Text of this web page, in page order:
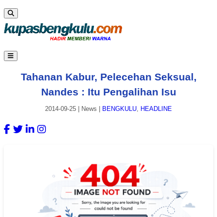
Tahanan Kabur, Pelecehan Seksual,
Nandes : Itu Pengalihan Isu
2014-09-25 News BENGKULU, HEADLINE